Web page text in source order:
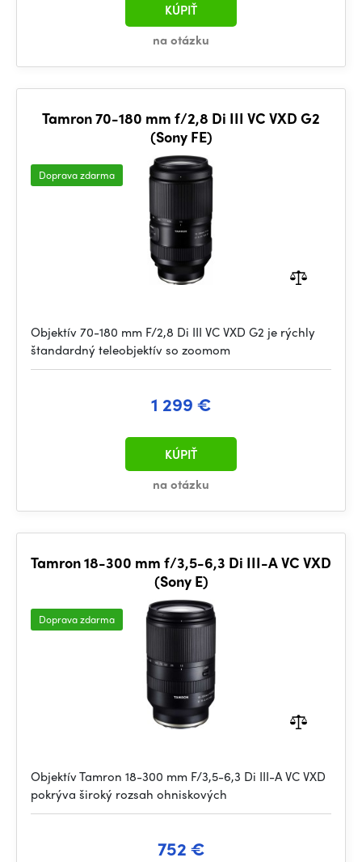
na otázku
KÚPIŤ
Tamron 70-180 mm f/2,8 Di III VC VXD G2
(Sony FE)
Doprava zdarma
Objektív 70-180 mm F/2,8 Di III VC VXD G2 je rýchly
štandardný teleobjektív so zoomom
1 299 €
na otázku
KÚPIŤ
Tamron 18-300 mm f/3,5-6,3 Di III-A VC VXD
(Sony E)
Doprava zdarma
Objektív Tamron 18-300 mm F/3,5-6,3 Di III-A VC VXD
pokrýva široký rozsah ohniskových
752 €